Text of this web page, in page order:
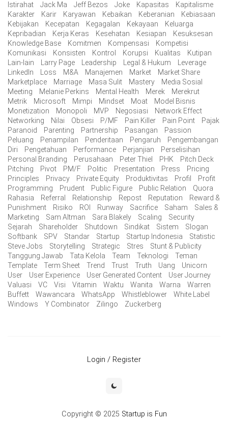
Istirahat
Jack Ma Jeff Bezos Joke Kapasitas
Kapitalisme
Karakter
Karir Karyawan Kebaikan Keberanian
Kebiasaan
Kebijakan
Kecepatan Kegagalan Kekayaan
Keluarga
Kepribadian
Kerja Keras Kesehatan Kesiapan
Kesuksesan
Knowledge Base
Komitmen Kompensasi
Kompetisi
Komunikasi
Konsisten Kontrol Korupsi Kualitas
Kutipan
Lain-lain
Larry Page Leadership Legal & Hukum
Leverage
LinkedIn
Loss M&A Manajemen Market
Market Share
Marketplace
Marriage Masa Sulit Mastery
Media Sosial
Meeting
Melanie Perkins Mental Health Merek
Merekrut
Metrik
Microsoft Mimpi Mindset Moat
Model Bisnis
Monetization
Monopoli MVP Negosiasi
Network Effect
Networking
Nilai Obsesi P/MF Pain Killer Pain Point
Pajak
Paranoid
Parenting Partnership Pasangan
Passion
Peluang
Penampilan Penderitaan Pengaruh
Pengembangan
Diri
Pengetahuan Performance Perjanjian
Perselisihan
Personal Branding
Perusahaan Peter Thiel PHK
Pitch Deck
Pitching
Pivot PM/F Politic Presentation Press
Pricing
Principles
Privacy Private Equity Produktivitas Profil
Profit
Programming
Prudent Public Figure Public Relation
Quora
Rahasia
Referral Relationship Repost Reputation
Reward &
Punishment
Risiko ROI Runway Sacrifice Saham
Sales &
Marketing
Sam Altman Sara Blakely Scaling
Security
Sejarah
Shareholder Shutdown Sindikat Sistem
Slogan
Softbank
SPV Standar Startup Startup Indonesia
Statistic
Steve Jobs
Storytelling Strategic Stres
Stunt & Publicity
Tanggung Jawab
Tata Kelola Team Teknologi
Teman
Template
Term Sheet Trend Trust Truth Uang
Unicorn
User
User Experience User Generated Content
User Journey
Valuasi
VC Visi Vitamin Waktu Wanita Warna
Warren
Buffett
Wawancara WhatsApp Whistleblower
White Label
Windows
Y Combinator Zilingo Zuckerberg
Login / Register
Copyright © 2025 Startup is Fun